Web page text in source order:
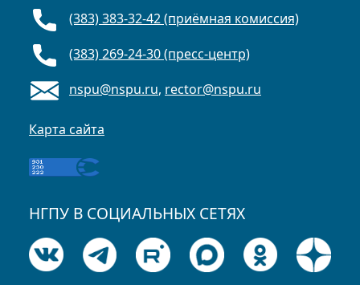
(383) 383-32-42 (приёмная комиссия)
(383) 269-24-30 (пресс-центр)
nspu@nspu.ru, rector@nspu.ru
Карта сайта
НГПУ В СОЦИАЛЬНЫХ СЕТЯХ